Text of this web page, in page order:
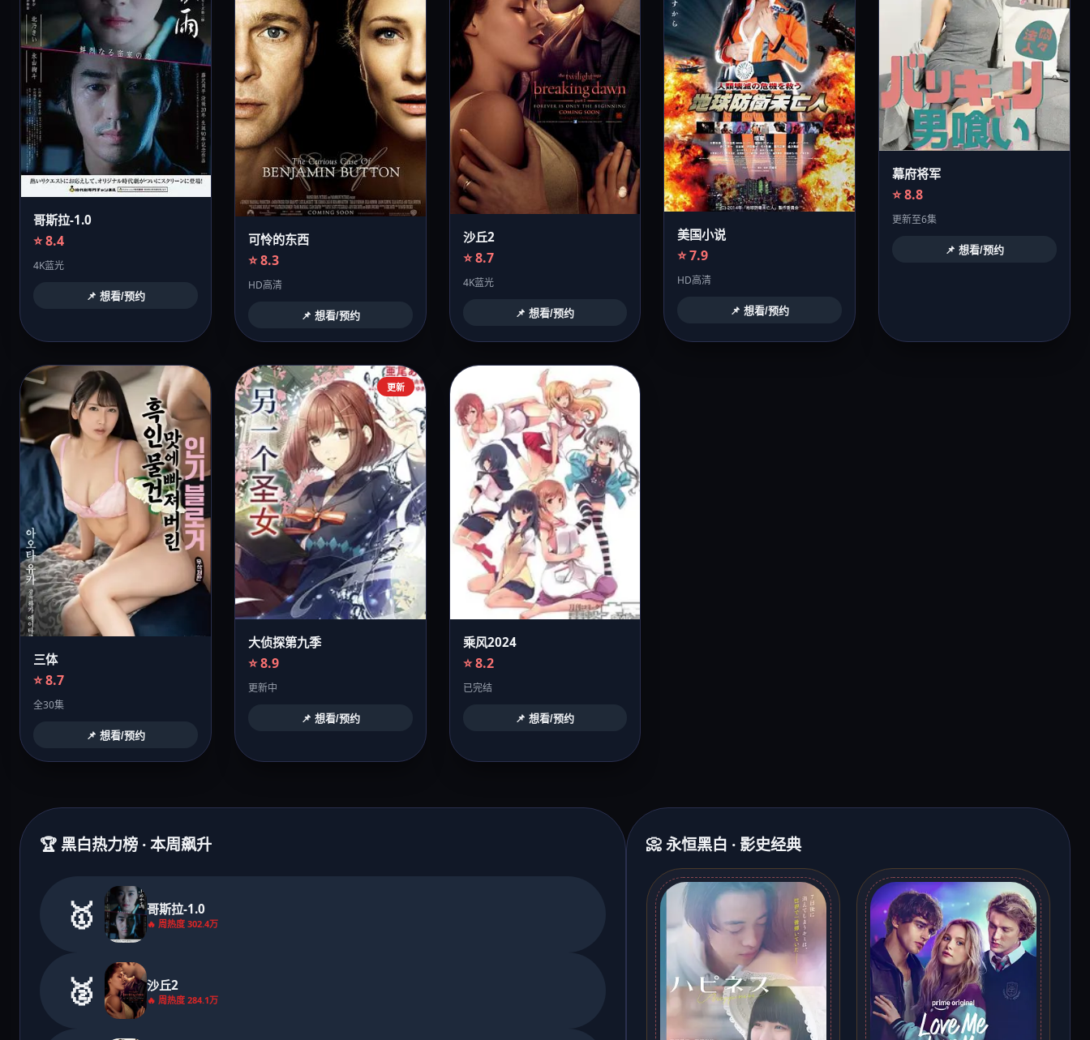
哥斯拉-1.0
⭐ 8.4
4K蓝光
📌 想看/预约
可怜的东西
⭐ 8.3
HD高清
📌 想看/预约
沙丘2
⭐ 8.7
4K蓝光
📌 想看/预约
美国小说
⭐ 7.9
HD高清
📌 想看/预约
幕府将军
⭐ 8.8
更新至6集
📌 想看/预约
三体
⭐ 8.7
全30集
📌 想看/预约
更新
大侦探第九季
⭐ 8.9
更新中
📌 想看/预约
乘风2024
⭐ 8.2
已完结
📌 想看/预约
🏆 黑白热力榜 · 本周飙升
🥇 哥斯拉-1.0
🔥 周热度 302.4万
🥈 沙丘2
🔥 周热度 284.1万
📀 永恒黑白 · 影史经典